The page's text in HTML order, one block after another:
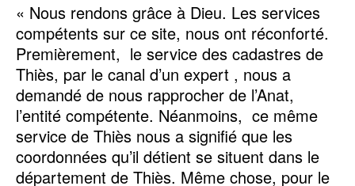
« Nous rendons grâce à Dieu. Les services
compétents sur ce site, nous ont réconforté.
Premièrement, le service des cadastres de
Thiès, par le canal d’un expert , nous a
demandé de nous rapprocher de l’Anat,
l’entité compétente. Néanmoins, ce même
service de Thiès nous a signifié que les
coordonnées qu’il détient se situent dans le
département de Thiès. Même chose, pour le